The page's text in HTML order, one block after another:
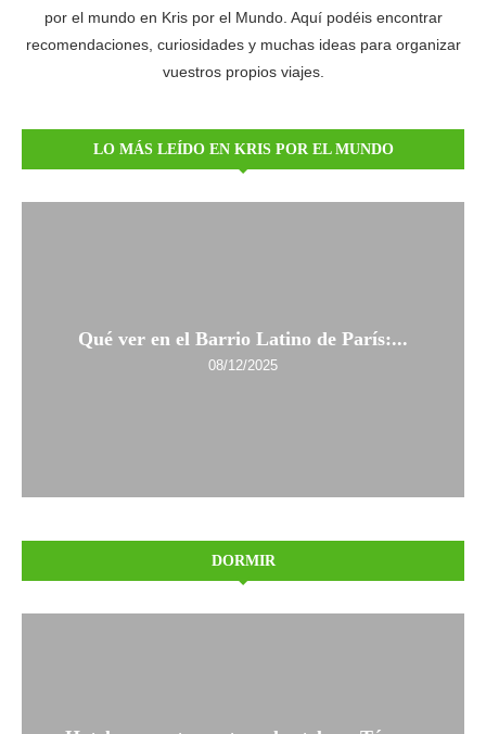
por el mundo en Kris por el Mundo. Aquí podéis encontrar
recomendaciones, curiosidades y muchas ideas para organizar
vuestros propios viajes.
LO MÁS LEÍDO EN KRIS POR EL MUNDO
Qué ver en el Barrio Latino de París:...
08/12/2025
DORMIR